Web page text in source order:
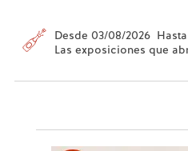
Desde 03/08/2026
Las exposiciones que